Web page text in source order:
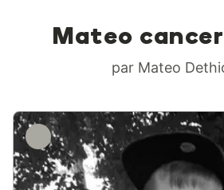
Mateo
par Mateo